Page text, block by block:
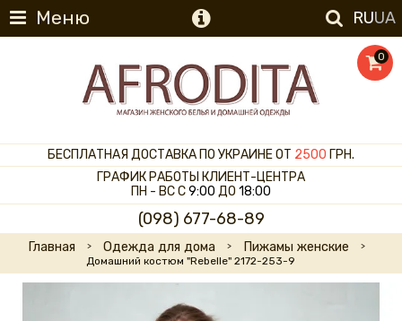
Меню RUUA
0
БЕСПЛАТНАЯ ДОСТАВКА ПО УКРАИНЕ ОТ 2500 ГРН.
ГРАФИК РАБОТЫ КЛИЕНТ-ЦЕНТРА
ПН - ВС С9:00 ДО 18:00
(098) 677-68-89
Главная Одежда для дома Пижамы женские
Домашний костюм "Rebelle" 2172-253-9